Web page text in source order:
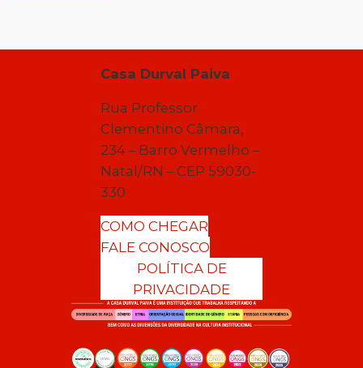
Casa Durval Paiva
Rua Professor
Clementino Câmara,
234 – Barro Vermelho –
Natal/RN – CEP 59030-
330
COMO CHEGAR
FALE CONOSCO
POLÍTICA DE
PRIVACIDADE